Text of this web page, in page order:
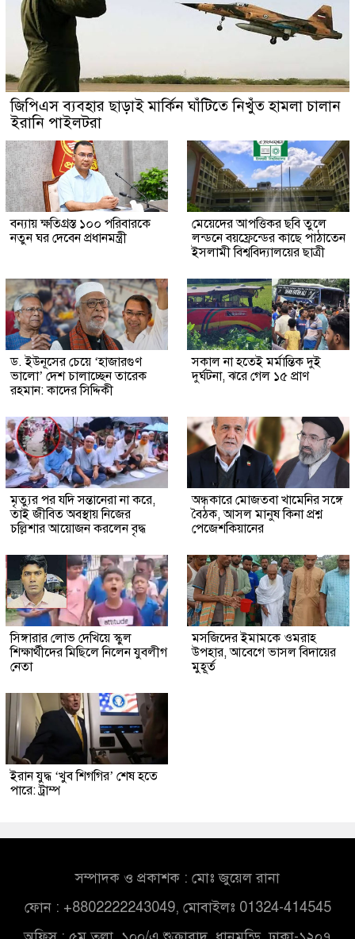
জিপিএস ব্যবহার ছাড়াই মার্কিন ঘাঁটিতে নিখুঁত হামলা চালান
ইরানি পাইলটরা
বন্যায় ক্ষতিগ্রস্ত ১০০ পরিবারকে
নতুন ঘর দেবেন প্রধানমন্ত্রী
মেয়েদের আপত্তিকর ছবি তুলে
লন্ডনে বয়ফ্রেন্ডের কাছে পাঠাতেন
ইসলামী বিশ্ববিদ্যালয়ের ছাত্রী
ড. ইউনূসের চেয়ে ‘হাজারগুণ
ভালো’ দেশ চালাচ্ছেন তারেক
রহমান: কাদের সিদ্দিকী
সকাল না হতেই মর্মান্তিক দুই
দুর্ঘটনা, ঝরে গেল ১৫ প্রাণ
মৃত্যুর পর যদি সন্তানেরা না করে,
তাই জীবিত অবস্থায় নিজের
চল্লিশার আয়োজন করলেন বৃদ্ধ
অন্ধকারে মোজতবা খামেনির সঙ্গে
বৈঠক, আসল মানুষ কিনা প্রশ্ন
পেজেশকিয়ানের
সিঙ্গারার লোভ দেখিয়ে স্কুল
শিক্ষার্থীদের মিছিলে নিলেন যুবলীগ
নেতা
মসজিদের ইমামকে ওমরাহ
উপহার, আবেগে ভাসল বিদায়ের
মুহূর্ত
ইরান যুদ্ধ ‘খুব শিগগির’ শেষ হতে
পারে: ট্রাম্প
সম্পাদক ও প্রকাশক : মোঃ জুয়েল রানা
ফোন : +8802222243049, মোবাইলঃ 01324-414545